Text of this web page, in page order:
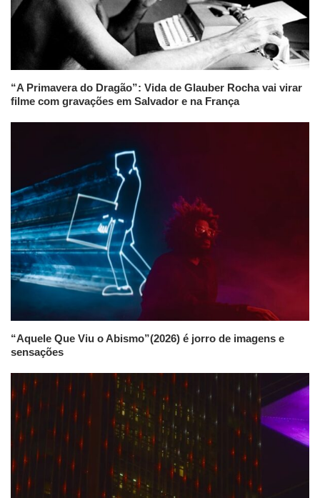
“A Primavera do Dragão”: Vida de Glauber Rocha vai virar
filme com gravações em Salvador e na França
“Aquele Que Viu o Abismo”(2026) é jorro de imagens e
sensações